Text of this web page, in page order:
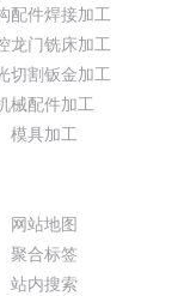
配件焊接加工
龙门铣床加工
切割钣金加工
械配件加工
模具加工
网站地图
聚合标签
站内搜索